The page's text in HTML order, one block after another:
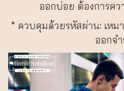
ออกบ่อย ต้องการคว
* ควบคุมด้วยรหัสผ่าน: เหม
ออกจ